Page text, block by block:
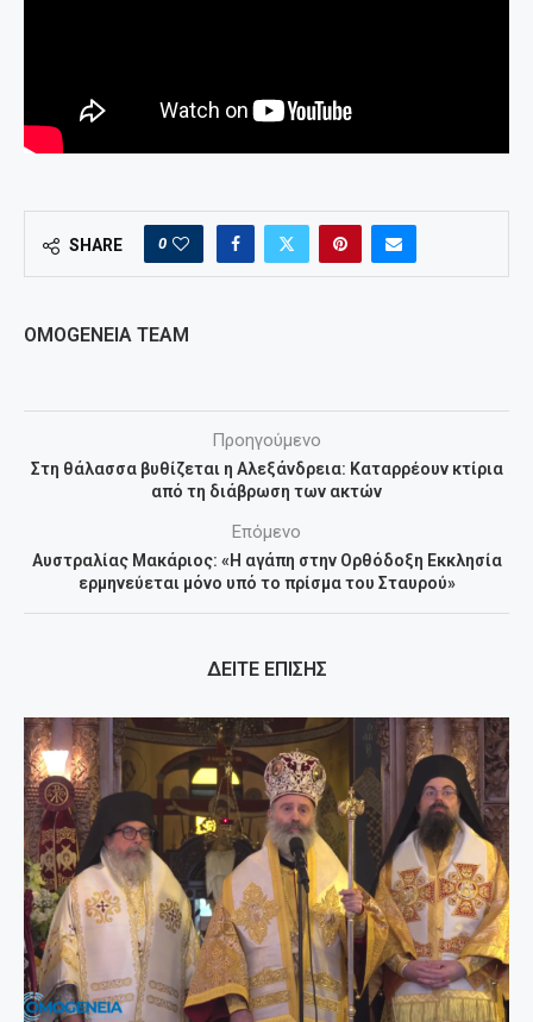
SHARE 0
OMOGENEIA TEAM
Προηγούμενο
Στη θάλασσα βυθίζεται η Αλεξάνδρεια: Καταρρέουν κτίρια
από τη διάβρωση των ακτών
Επόμενο
Αυστραλίας Μακάριος: «Η αγάπη στην Ορθόδοξη Εκκλησία
ερμηνεύεται μόνο υπό το πρίσμα του Σταυρού»
ΔΕΙΤΕ ΕΠΙΣΗΣ